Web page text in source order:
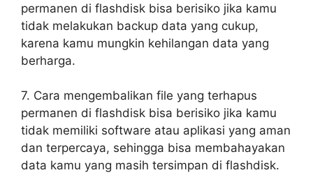
permanen di flashdisk bisa berisiko jika kamu
tidak melakukan backup data yang cukup,
karena kamu mungkin kehilangan data yang
berharga.
7. Cara mengembalikan file yang terhapus
permanen di flashdisk bisa berisiko jika kamu
tidak memiliki software atau aplikasi yang aman
dan terpercaya, sehingga bisa membahayakan
data kamu yang masih tersimpan di flashdisk.